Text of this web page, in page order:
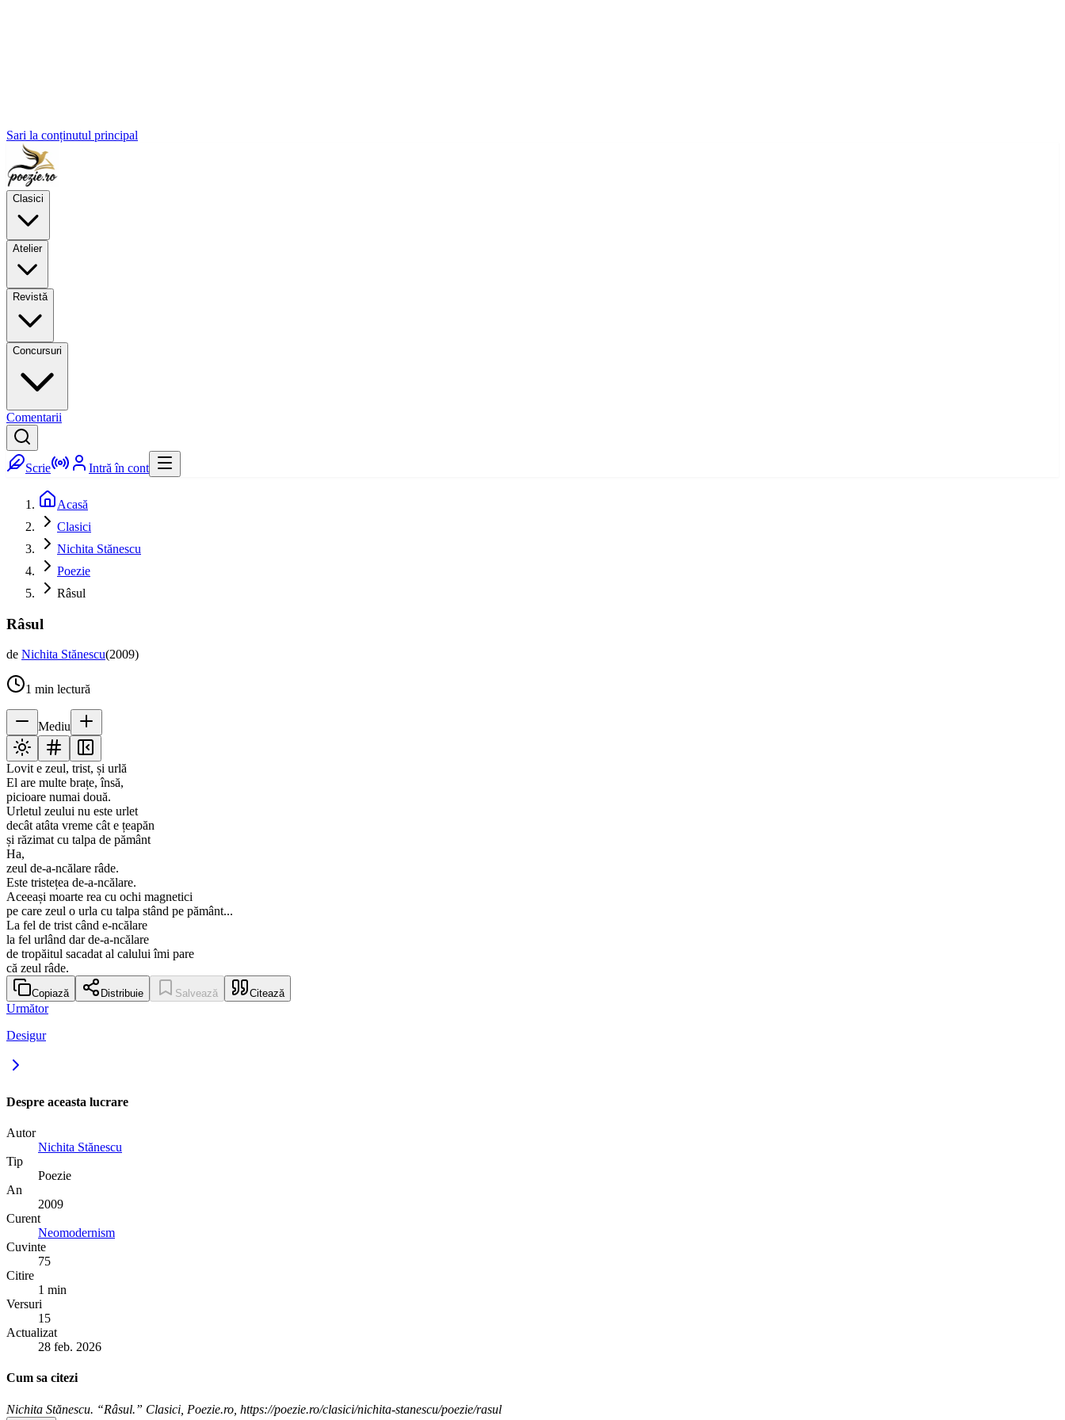
Sari la conținutul principal
Clasici
Atelier
Revistă
Concursuri
Comentarii
Scrie Intră în cont
Acasă
Clasici
Nichita Stănescu
Poezie
Râsul
Râsul
de Nichita Stănescu(2009)
1 min lectură
Mediu
Lovit e zeul, trist, și urlă
El are multe brațe, însă,
picioare numai două.
Urletul zeului nu este urlet
decât atâta vreme cât e țeapăn
și răzimat cu talpa de pământ
Ha,
zeul de-a-ncălare râde.
Este tristețea de-a-ncălare.
Aceeași moarte rea cu ochi magnetici
pe care zeul o urla cu talpa stând pe pământ...
La fel de trist când e-ncălare
la fel urlând dar de-a-ncălare
de tropăitul sacadat al calului îmi pare
că zeul râde.
Copiază Distribuie Salvează Citează
Următor
Desigur
Despre aceasta lucrare
Autor
Nichita Stănescu
Tip
Poezie
An
2009
Curent
Neomodernism
Cuvinte
75
Citire
1 min
Versuri
15
Actualizat
28 feb. 2026
Cum sa citezi
Nichita Stănescu. “Râsul.” Clasici, Poezie.ro, https://poezie.ro/clasici/nichita-stanescu/poezie/rasul